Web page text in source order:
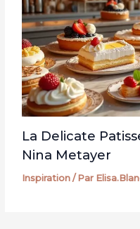
La Delicate
Nina Metayer
Inspiration / Par